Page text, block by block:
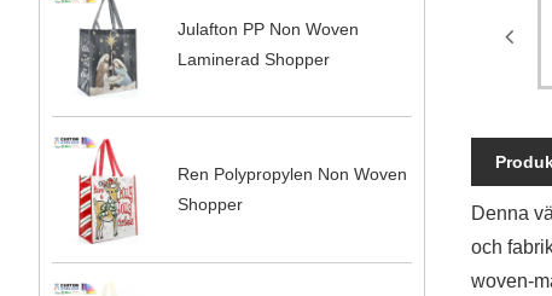
Julafton PP Non Woven
Laminerad Shopper
Ren Polypropylen Non Woven
Shopper
Denna
och
woven-